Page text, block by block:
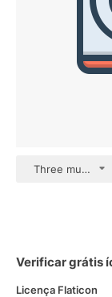
Three
Verificar grátis
Licença Flaticon